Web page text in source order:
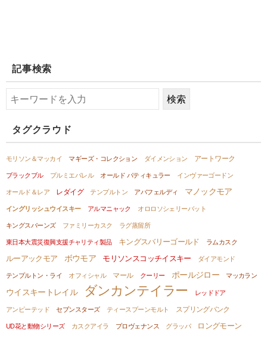
記事検索
タグクラウド
モリソン＆マッカイ マギーズ・コレクション ダイメンション アートワーク
ブラックブル プルミエバレル オールド パティキュラー
インヴァーゴードン
オールド＆レア
レダイグ テンプルトン アバフェルディ マノックモア
イングリッシュウイスキー アルマニャック
オロロソシェリーバット
キングスバーンズ
ファミリーカスク
ラグ蒸留所
東日本大震災復興支援チャリティ製品
キングスバリーゴールド ラムカスク
ルーアックモア ボウモア モリソンスコッチイスキー
ダイアモンド
テンプルトン・ライ
オフィシャル マール クーリー ポールジロー マッカラン
ウイスキートレイル ダンカンテイラー
レッドドア
アンピーテッド
セブンスターズ ティースプーンモルト スプリングバンク
UD花と動物シリーズ カスクアイラ プロヴェナンス グラッパ ロングモーン